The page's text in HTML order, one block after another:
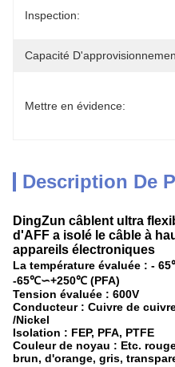
Inspection:
Capacité
Mettre en évidence:
Description De
DingZun câblent ultra
d'AFF a isolé le câble à
appareils électroniques
La température évaluée : -
-65℃∽+250℃ (PFA)
Tension évaluée : 600V
Conducteur : Cuivre de
/Nickel
Isolation : FEP, PFA, PTFE
Couleur de noyau : Etc.
brun, d'orange, gris,